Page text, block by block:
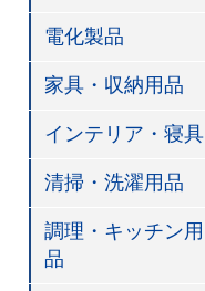
電化製品
家具・収納用品
インテリア・寝具
清掃・洗濯用品
調理・キッチン用
品